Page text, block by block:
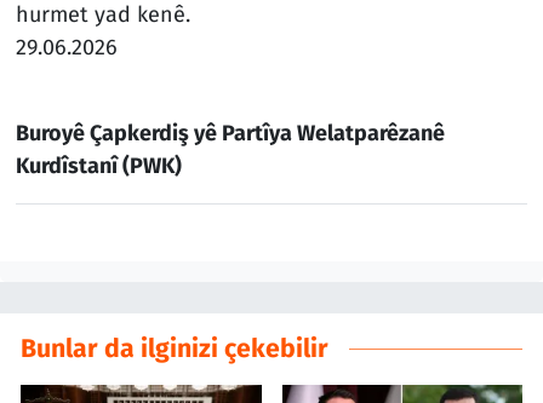
hurmet yad kenê.
29.06.2026
Buroyê Çapkerdiş yê Partîya Welatparêzanê
Kurdîstanî (PWK)
Bunlar da ilginizi çekebilir